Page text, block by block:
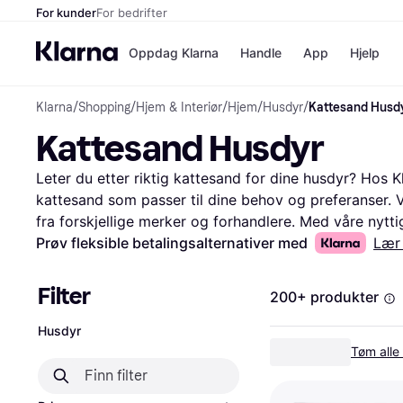
For kunderFor bedrifter
Oppdag Klarna
Betal i 3 deler
Betal innen
Finansiering
Vipps
Handle
Butikker
kicks.no
App Hjelp
Klarna/Shopping/Hjem & Interiør/Hjem/Husdyr/Kattesand
Kattesand Husdyr
Leter du etter riktig kattesand for dine husdyr? Hos
kattesand som passer til dine behov og
fra forskjellige merker og forhandlere. Med våre
etter type, pris og brukeranmeldelser. Dette gjør det
brukere mener om produktene for å få en bedre
informasjonen du trenger for å ta en godt
rette kattesanden for dine husdyr.
Les mer om
Prøv fleksible betalingsalternativer med Lær
Filter
Husdyr
200+ produkter
Tøm